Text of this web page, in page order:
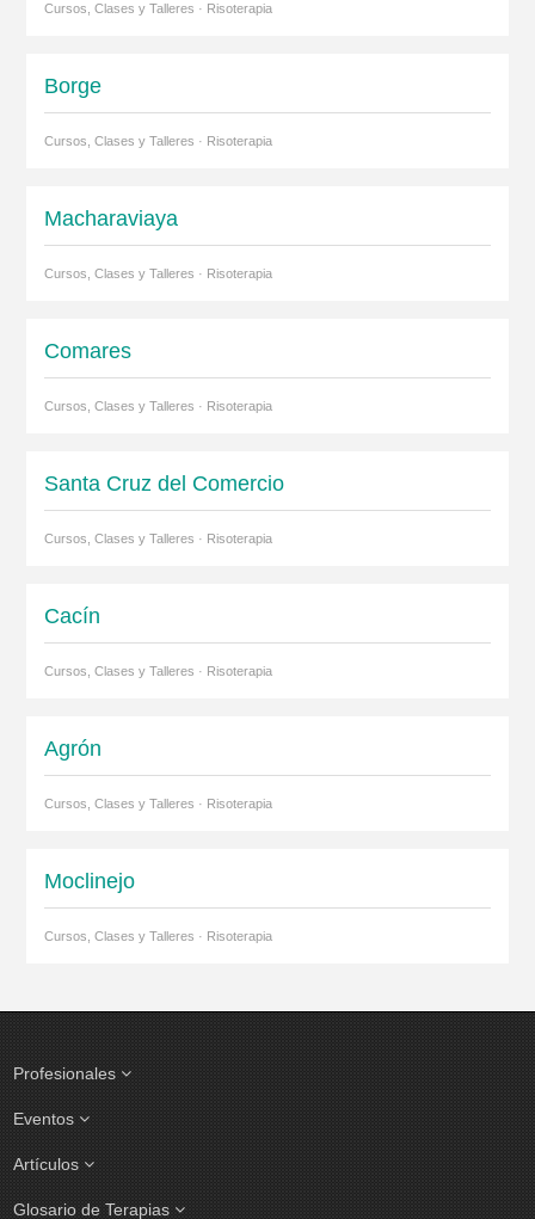
Cursos, Clases y Talleres · Risoterapia
Borge
Cursos, Clases y Talleres · Risoterapia
Macharaviaya
Cursos, Clases y Talleres · Risoterapia
Comares
Cursos, Clases y Talleres · Risoterapia
Santa Cruz del Comercio
Cursos, Clases y Talleres · Risoterapia
Cacín
Cursos, Clases y Talleres · Risoterapia
Agrón
Cursos, Clases y Talleres · Risoterapia
Moclinejo
Cursos, Clases y Talleres · Risoterapia
Profesionales
Eventos
Artículos
Glosario de Terapias